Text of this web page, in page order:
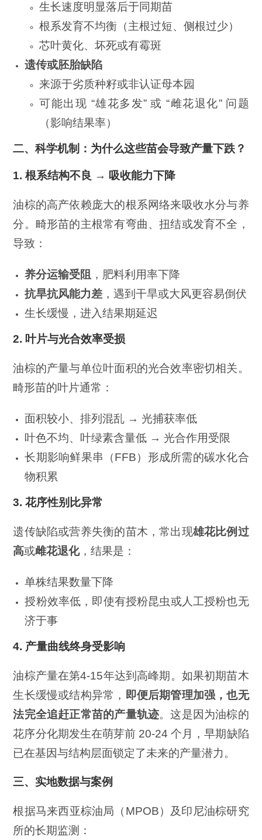
生长速度明显落后于同期苗
根系发育不均衡（主根过短、侧根过少）
芯叶黄化、坏死或有霉斑
遗传或胚胎缺陷
来源于劣质种籽或非认证母本园
可能出现 “雄花多发” 或 “雌花退化” 问题
（影响结果率）
二、科学机制：为什么这些苗会导致产量下跌？
1.根系结构不良 → 吸收能力下降
油棕的高产依赖庞大的根系网络来吸收水分与养
分。畸形苗的主根常有弯曲、扭结或发育不全，
导致：
养分运输受阻 ，肥料利用率下降
抗旱抗风能力差 ，遇到干旱或大风更容易倒伏
生长缓慢，进入结果期延迟
2. 叶片与光合效率受损
油棕的产量与单位叶面积的光合效率密切相关。
畸形苗的叶片通常：
面积较小、排列混乱 → 光捕获率低
叶色不均、叶绿素含量低 → 光合作用受限
长期影响鲜果串（FFB）形成所需的碳水化合
物积累
3.花序性别比异常
遗传缺陷或营养失衡的苗木，常出现雄花比例过
高或雌花退化，结果是：
单株结果数量下降
授粉效率低，即使有授粉昆虫或人工授粉也无
济于事
4. 产量曲线终身受影响
油棕产量在第4-15年达到高峰期。如果初期苗木
生长缓慢或结构异常， 即便后期管理加强，也无
法完全追赶正常苗的产量轨迹。这是因为油棕的
花序分化期发生在萌芽前 20-24 个月，早期缺陷
已在基因与结构层面锁定了未来的产量潜力。
三、实地数据与案例
根据马来西亚棕油局（MPOB）及印尼油棕研究
所的长期监测：